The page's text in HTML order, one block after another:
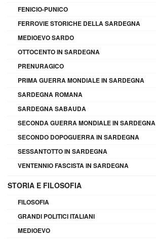
FENICIO-PUNICO
FERROVIE STORICHE DELLA SARDEGNA
MEDIOEVO SARDO
OTTOCENTO IN SARDEGNA
PRENURAGICO
PRIMA GUERRA MONDIALE IN SARDEGNA
SARDEGNA ROMANA
SARDEGNA SABAUDA
SECONDA GUERRA MONDIALE IN SARDEGNA
SECONDO DOPOGUERRA IN SARDEGNA
SESSANTOTTO IN SARDEGNA
VENTENNIO FASCISTA IN SARDEGNA
STORIA E FILOSOFIA
FILOSOFIA
GRANDI POLITICI ITALIANI
MEDIOEVO